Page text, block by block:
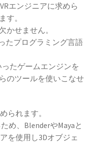
エンジニアに求めら
す。
かせません。
たプログラミング言語
たゲームエンジンを
のツールを使いこなせ
られます。
め、BlenderやMayaと
を使用し3Dオブジェ